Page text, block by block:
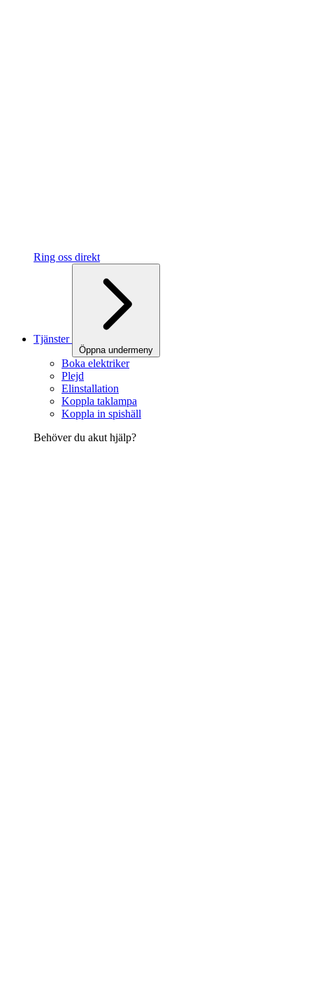
Ring oss direkt
Tjänster
Öppna undermeny
Boka elektriker
Plejd
Elinstallation
Koppla taklampa
Koppla in spishäll
Behöver du akut hjälp?